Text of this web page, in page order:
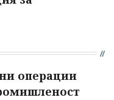
операции